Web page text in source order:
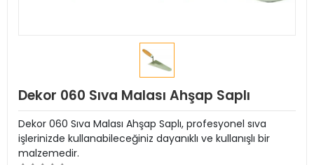
Dekor 060 Sıva Malası Ahşap Saplı
Dekor 060 Sıva Malası Ahşap Saplı, profesyonel sıva
işlerinizde kullanabileceğiniz dayanıklı ve kullanışlı bir
malzemedir.